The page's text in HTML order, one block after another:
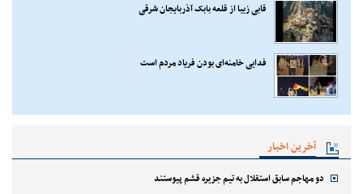
قابی زیبا از قلعه بابک آذربایجان شرقی
فدایی خامنه‌ای بودن فریاد مردم است
آخرین اخبار
دو مهاجم سابق استقلال به تیم جزیره قشم پیوستند